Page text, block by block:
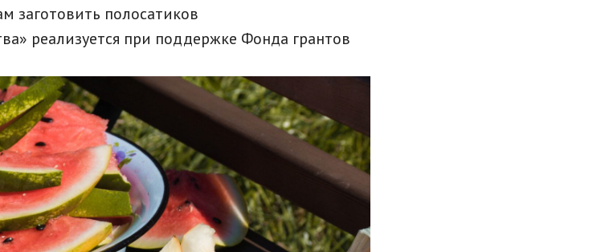
заготовить полосатиков
реализуется при поддержке Фонда грантов